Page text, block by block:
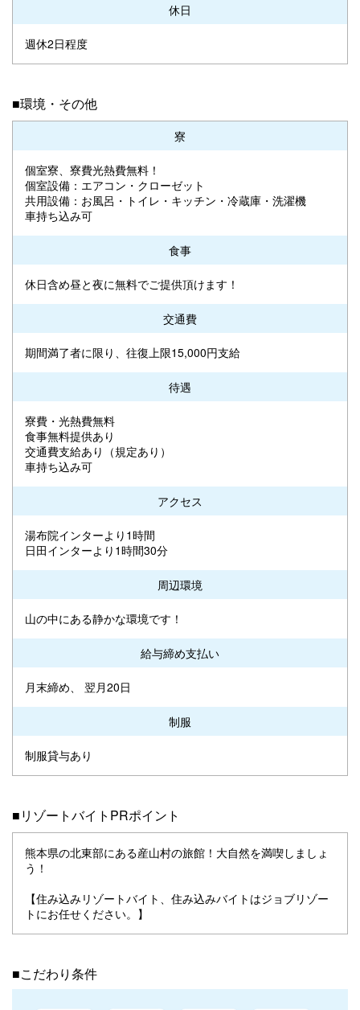
休日
週休2日程度
■環境・その他
寮
個室寮、寮費光熱費無料！
個室設備：エアコン・クローゼット
共用設備：お風呂・トイレ・キッチン・冷蔵庫・洗濯機
車持ち込み可
食事
休日含め昼と夜に無料でご提供頂けます！
交通費
期間満了者に限り、往復上限15,000円支給
待遇
寮費・光熱費無料
食事無料提供あり
交通費支給あり（規定あり）
車持ち込み可
アクセス
湯布院インターより1時間
日田インターより1時間30分
周辺環境
山の中にある静かな環境です！
給与締め支払い
月末締め、 翌月20日
制服
制服貸与あり
■リゾートバイトPRポイント
熊本県の北東部にある産山村の旅館！大自然を満喫しましょ
う！
【住み込みリゾートバイト、住み込みバイトはジョブリゾー
トにお任せください。】
■こだわり条件